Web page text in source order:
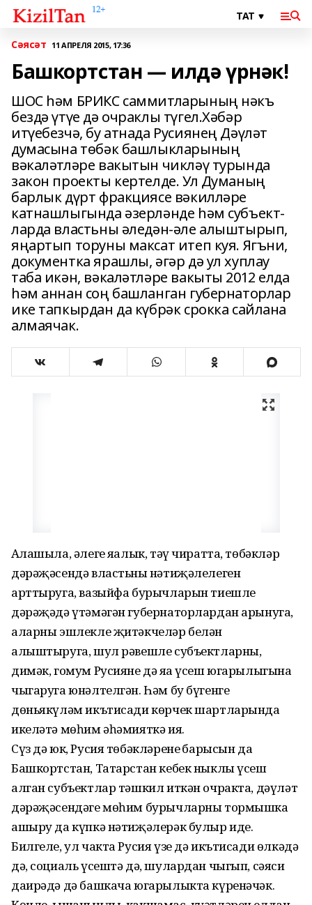
Сәясәт 11 АПРЕЛЯ 2015, 17:36
Башкортстан — илдә үрнәк!
ШОС һәм БРИКС саммитларының нәкъ
бездә үтүе дә очраклы түгел.Хәбәр
итүебезчә, бу атнада Русиянең Дәүләт
думасына төбәк башлыкларының
вәкаләтләре вакытын чикләү турында
закон проекты кертелде. Ул Думаның
барлык дүрт фракциясе вәкилләре
катнашлыгында әзерләнде һәм субъект­
ларда властьны әледән-әле алыштырып,
яңартып торуны максат итеп куя. Ягъни,
документка ярашлы, әгәр дә ул хуплау
таба икән, вәкаләтләре вакыты 2012 елда
һәм аннан соң башланган губернаторлар
ике тапкырдан да күбрәк срокка сайлана
алмаячак.
Аңлашыла, әлеге яңалык, тәү чиратта, төбәкләр
дәрәҗәсендә власть­ның нәтиҗәлелеген
арттыруга, вазыйфа бурычларын тиешле
дәрәҗәдә үтәмәгән губернаторлардан арынуга,
аларны эшлекле җитәкчеләр белән
алыштыруга, шул рәвешле субъект­ларны,
димәк, гомум Русияне дә яңа үсеш югарылыгына
чыгаруга юнәлтел­гән. Һәм бу бүгенге
дөньякүләм икътисади көрчек шартларында
икеләтә мөһим әһәмияткә ия.
Сүз дә юк, Русия төбәкләренең барысын да
Башкортстан, Татарстан кебек ныклы үсеш
алган субъектлар тәшкил иткән очракта, дәүләт
дәрәҗә­сендәге мөһим бурычларны тормышка
ашыру да күпкә нәтиҗәлерәк булыр иде.
Билгеле, ул чакта Русия үзе дә икътисади өлкәдә
дә, социаль үсештә дә, шулардан чыгып, сәяси
даирәдә дә башкача югарылыкта күренәчәк.